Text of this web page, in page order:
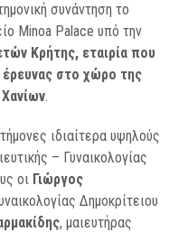
συνάντηση το
Minoa Palace υπό την
Κρήτης, εταιρία που
έρευνας στο χώρο της
.
ιδιαίτερα υψηλούς
– Γυναικολογίας
οι Γιώργος
Δημοκρίτειου
, μαιευτήρας